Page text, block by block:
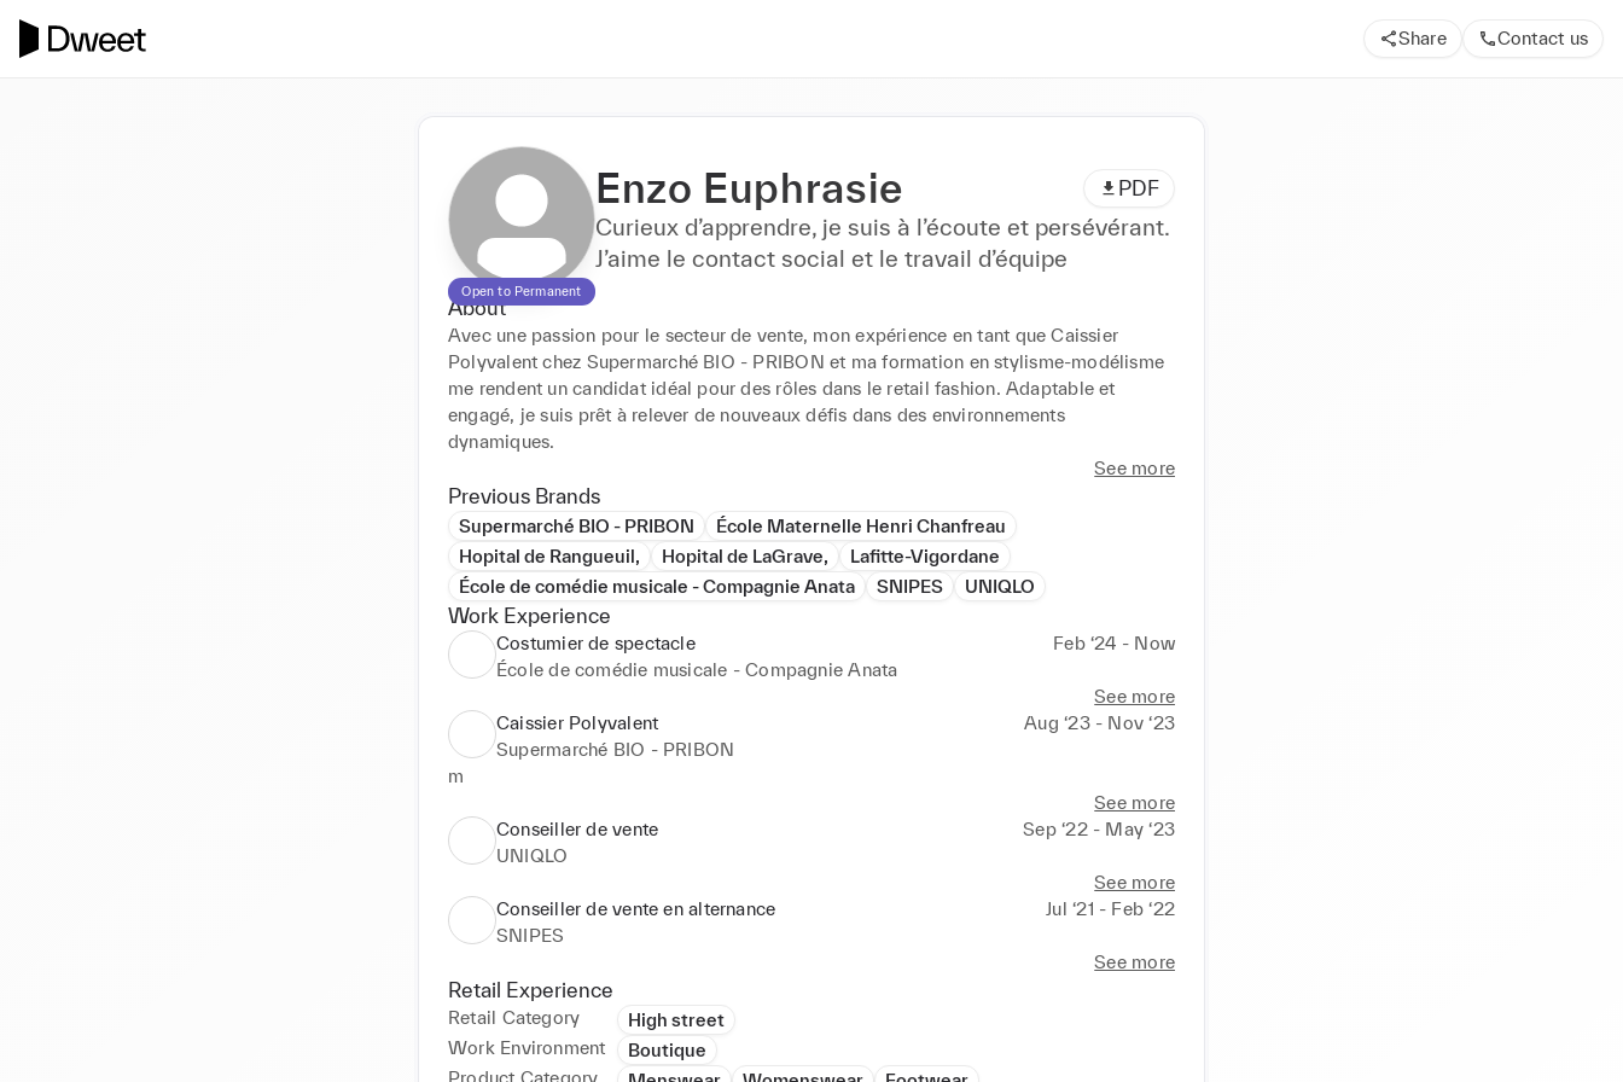
Share Contact us
Open to Permanent
Enzo Euphrasie PDF
Curieux d’apprendre, je suis à l’écoute et persévérant.
J’aime le contact social et le travail d’équipe
About
Avec une passion pour le secteur de vente, mon expérience en tant que Caissier
Polyvalent chez Supermarché BIO - PRIBON et ma formation en stylisme-modélisme
me rendent un candidat idéal pour des rôles dans le retail fashion. Adaptable et
engagé, je suis prêt à relever de nouveaux défis dans des environnements
dynamiques.
See more
Previous Brands
Supermarché BIO - PRIBON
École Maternelle Henri Chanfreau
Hopital de Rangueuil,
Hopital de LaGrave,
Lafitte-Vigordane
École de comédie musicale - Compagnie Anata
SNIPES UNIQLO
Work Experience
Costumier de spectacle
Feb ‘24 - Now
École de comédie musicale - Compagnie Anata
See more
Caissier Polyvalent
Aug ‘23 - Nov ‘23
Supermarché BIO - PRIBON
m
See more
Conseiller de vente
Sep ‘22 - May ‘23
UNIQLO
See more
Conseiller de vente en alternance
Jul ‘21 - Feb ‘22
SNIPES
See more
Retail Experience
Retail Category
High street
Work Environment
Boutique
Product Category